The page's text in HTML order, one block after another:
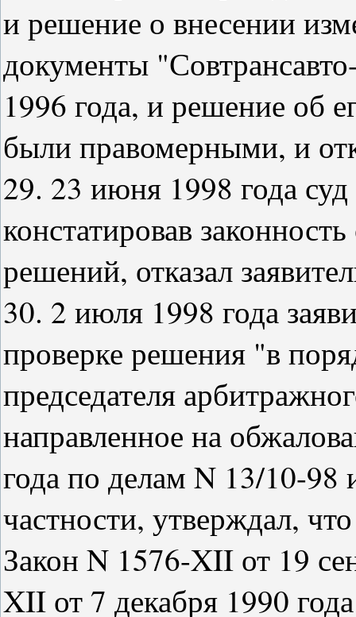
и решение о внесении
документы
1996 года, и решение об
были правомерными, и
29. 23 июня 1998 года
констатировав
решений, отказал
30. 2 июля 1998 года
проверке решения "в
председателя
направленное на
года по делам N 13/10-98
частности, утверждал,
Закон N 1576-XII от 19
XII от 7 декабря 1990